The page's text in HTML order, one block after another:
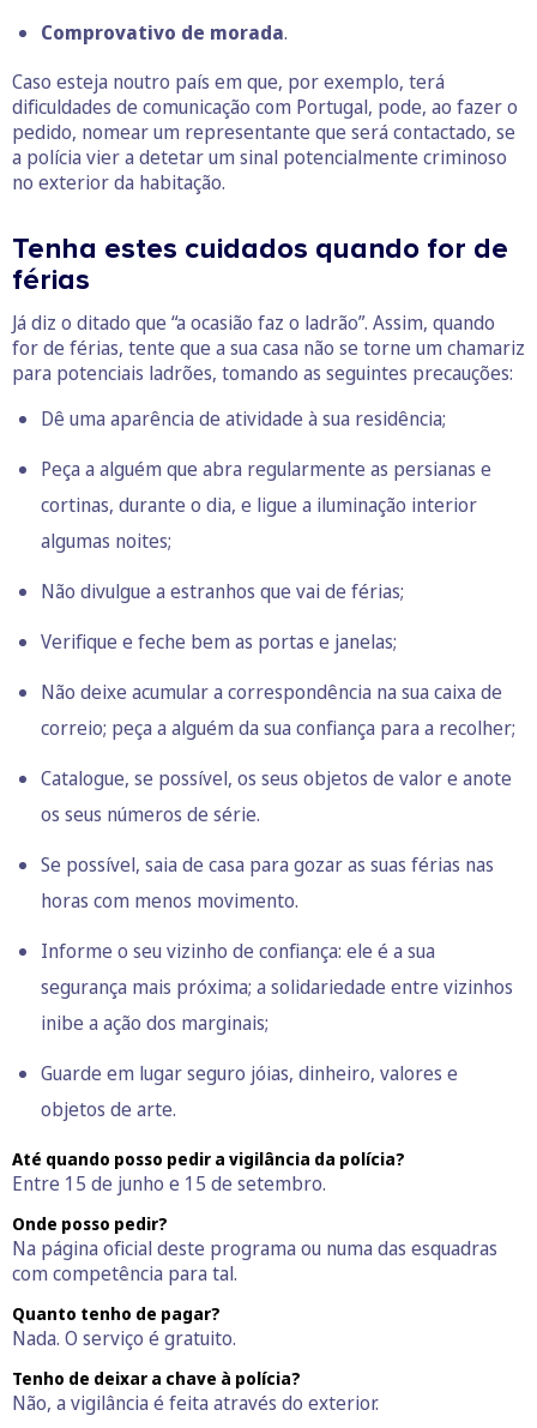
Comprovativo de morada.
Caso esteja noutro país em que, por exemplo, terá
dificuldades de comunicação com Portugal, pode, ao fazer o
pedido, nomear um representante que será contactado, se
a polícia vier a detetar um sinal potencialmente criminoso
no exterior da habitação.
Tenha estes cuidados quando for de
férias
Já diz o ditado que “a ocasião faz o ladrão”. Assim, quando
for de férias, tente que a sua casa não se torne um chamariz
para potenciais ladrões, tomando as seguintes precauções:
Dê uma aparência de atividade à sua residência;
Peça a alguém que abra regularmente as persianas e
cortinas, durante o dia, e ligue a iluminação interior
algumas noites;
Não divulgue a estranhos que vai de férias;
Verifique e feche bem as portas e janelas;
Não deixe acumular a correspondência na sua caixa de
correio; peça a alguém da sua confiança para a recolher;
Catalogue, se possível, os seus objetos de valor e anote
os seus números de série.
Se possível, saia de casa para gozar as suas férias nas
horas com menos movimento.
Informe o seu vizinho de confiança: ele é a sua
segurança mais próxima; a solidariedade entre vizinhos
inibe a ação dos marginais;
Guarde em lugar seguro jóias, dinheiro, valores e
objetos de arte.
Até quando posso pedir a vigilância da polícia?
Entre 15 de junho e 15 de setembro.
Onde posso pedir?
Na página oficial deste programa ou numa das esquadras
com competência para tal.
Quanto tenho de pagar?
Nada. O serviço é gratuito.
Tenho de deixar a chave à polícia?
Não, a vigilância é feita através do exterior.